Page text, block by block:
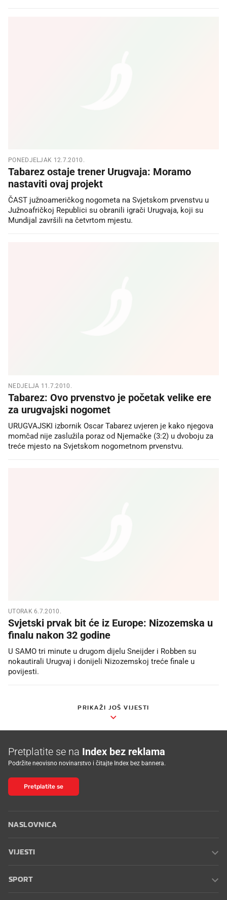
PONEDJELJAK 12.7.2010.
Tabarez ostaje trener Urugvaja: Moramo
nastaviti ovaj projekt
ČAST južnoameričkog nogometa na Svjetskom prvenstvu u
Južnoafričkoj Republici su obranili igrači Urugvaja, koji su
Mundijal završili na četvrtom mjestu.
NEDJELJA 11.7.2010.
Tabarez: Ovo prvenstvo je početak velike ere
za urugvajski nogomet
URUGVAJSKI izbornik Oscar Tabarez uvjeren je kako njegova
momčad nije zaslužila poraz od Njemačke (3:2) u dvoboju za
treće mjesto na Svjetskom nogometnom prvenstvu.
UTORAK 6.7.2010.
Svjetski prvak bit će iz Europe: Nizozemska u
finalu nakon 32 godine
U SAMO tri minute u drugom dijelu Sneijder i Robben su
nokautirali Urugvaj i donijeli Nizozemskoj treće finale u
povijesti.
PRIKAŽI JOŠ VIJESTI
Pretplatite se na Index bez reklama
Podržite neovisno novinarstvo i čitajte Index bez bannera.
Pretplatite se
NASLOVNICA
VIJESTI
SPORT